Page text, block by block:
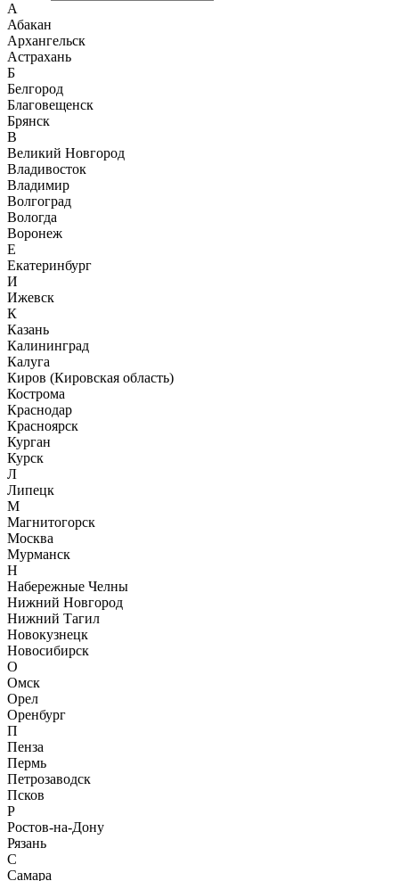
А
Абакан
Архангельск
Астрахань
Б
Белгород
Благовещенск
Брянск
В
Великий Новгород
Владивосток
Владимир
Волгоград
Вологда
Воронеж
Е
Екатеринбург
И
Ижевск
К
Казань
Калининград
Калуга
Киров (Кировская область)
Кострома
Краснодар
Красноярск
Курган
Курск
Л
Липецк
М
Магнитогорск
Москва
Мурманск
Н
Набережные Челны
Нижний Новгород
Нижний Тагил
Новокузнецк
Новосибирск
О
Омск
Орел
Оренбург
П
Пенза
Пермь
Петрозаводск
Псков
Р
Ростов-на-Дону
Рязань
С
Самара